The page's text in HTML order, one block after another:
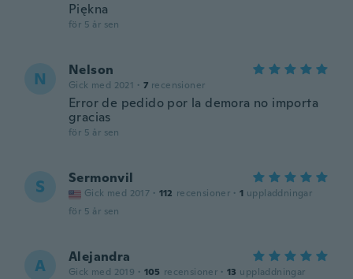
Piękna
för 5 år sen
N Nelson
Gick med 2021 · 7 recensioner
Error de pedido por la demora no importa
gracias
för 5 år sen
S Sermonvil
Gick med 2017 · 112 recensioner · 1 uppladdningar
för 5 år sen
A Alejandra
Gick med 2019 · 105 recensioner · 13 uppladdningar